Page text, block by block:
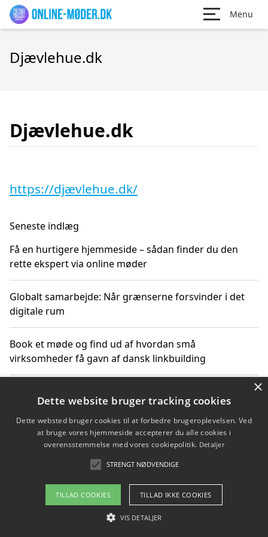
Menu
Djævlehue.dk
Djævlehue.dk
https://djævlehue.dk/
Seneste indlæg
Få en hurtigere hjemmeside – sådan finder du den
rette ekspert via online møder
Globalt samarbejde: Når grænserne forsvinder i det
digitale rum
Book et møde og find ud af hvordan små
virksomheder få gavn af dansk linkbuilding
får du indgår et samarbejde
Hold et møde med en WordPress ekspert og vælg den
mest professionelle til at vedligeholde din løsning
Copyright 2026 - Pilanto Aps
Om / kontakt
×
Dette website bruger tracking cookies
Dette websted bruger cookies til at forbedre brugeroplevelsen. Ved
at bruge vores hjemmeside accepterer du alle cookies i
overensstemmelse med vores cookiepolitik. Detaljer
STRENGT NØDVENDIGE
TILLAD COOKIES TILLAD IKKE COOKIES
VIS DETALJER